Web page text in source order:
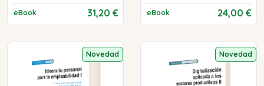
eBook 31,20 € eBook 24,00 €
Novedad Novedad